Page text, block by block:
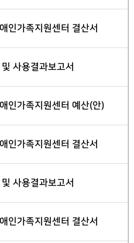
인가족지원센터 결산서
사용결과보고서
인가족지원센터 예산(안)
인가족지원센터 결산서
사용결과보고서
인가족지원센터 결산서